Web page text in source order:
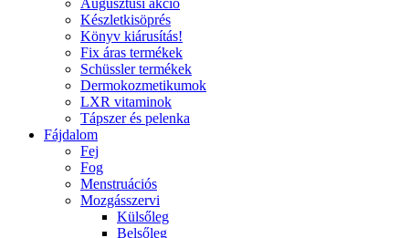
Augusztusi akció
Készletkisöprés
Könyv kiárusítás!
Fix áras termékek
Schüssler termékek
Dermokozmetikumok
LXR vitaminok
Tápszer és pelenka
Fájdalom
Fej
Fog
Menstruációs
Mozgásszervi
Külsőleg
Belsőleg